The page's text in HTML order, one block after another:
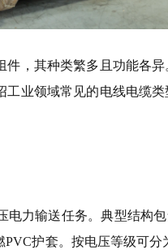
，其种类繁多且功能各
业领域常见的电线电缆
电力输送任务。典型结构
护套。按电压等级可分